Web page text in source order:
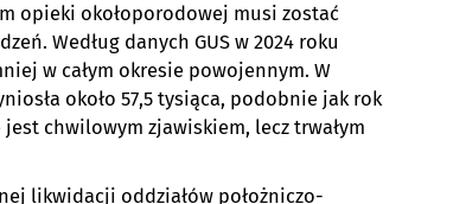
opieki okołoporodowej musi zostać
Według danych GUS w 2024 roku
w całym okresie powojennym. W
około 57,5 tysiąca, podobnie jak rok
chwilowym zjawiskiem, lecz trwałym
likwidacji oddziałów położniczo-